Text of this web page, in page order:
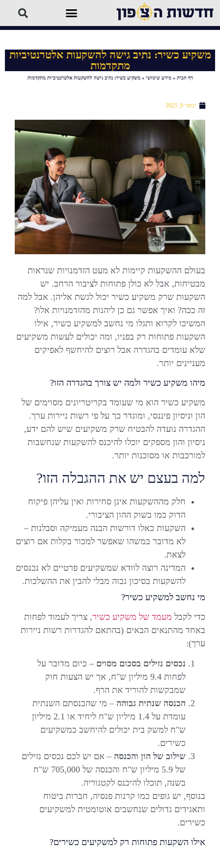
משקיע כשיר: נתיב גישה להשקעות אלטרנטיביות
מתקדמות
דף הבית »מידע שימושי »משקיע כשיר: נתיב גישה להשקעות אלטרנטיביות מתקדמות
ינואר 9, 2025
בעולם ההשקעות קיימות לא מעט הזדמנויות שנראות
מבטיחות, אבל לא כולן פתוחות לציבור הרחב. יש
השקעות שרק משקיע כשיר יכול לגשת אליהן. אבל למה
זה ככה? ואיך אפשר גם כן ליהנות מהזדמנויות אלו?
המשיכו לקרוא ותגלו מי נחשב למשקיע כשיר, אילו
השקעות פתוחות רק בפניו, ומה יכולים לעשות משקיעים
שלא עומדים בהגדרה אבל רוצים להיחשף לאפיקים
מעניינים יותר.
מיהו משקיע כשיר ולמה יש צורך בהגדרה הזו?
משקיע כשיר הוא מי שעומד בקריטריונים מסוימים של
הון וניסיון פיננסי, ומוגדר כך על פי רשות ניירות ערך.
ההגדרה נועדה להבטיח שרק משקיעים שיש להם ידע,
ניסיון והון מספקים יוכלו להיכנס להשקעות שנחשבות
למורכבות או מסוכנות יותר.
למה בעצם יש את ההגבלה הזו?
חלק מההשקעות אינן סחירות ואין עליהן פיקוח
הדוק כמו בשוק ההון הציבורי.
השקעות כאלו דורשות הבנה מעמיקה וסבלנות –
לא מדובר במשהו שאפשר למכור בקלות אם רוצים
לצאת.
המדינה רוצה לוודא שמשקיעים פרטיים לא נכנסים
להשקעות בסיכון גבוה מבלי להבין את ההשלכות.
מי נחשב למשקיע כשיר?
כדי לקבל מעמד של משקיע כשיר, צריך לעמוד לפחות
באחד מהתנאים הבאים (בהתאם להגדרות רשות ניירות
ערך):
נכסים נזילים בסכום מסוים – כיום מדובר על
לפחות 9.4 מיליון ש"ח, אך יש הצעות חוק
שמבקשות להוריד את הרף.
הכנסה שנתית גבוהה – מי שהכנסתם השנתית
עומדת על 1.4 מיליון ש"ח ליחיד או 2.1 מיליון
ש"ח למשק בית יכולים להיחשב כמשקיעים
כשירים.
שילוב של הון והכנסה – אם יש לכם נכסים נזילים
של 5.9 מיליון ש"ח והכנסה של 705,000 ש"ח
בשנה, תוכלו להיכנס לקטגוריה.
בנוסף, יש גופים כמו קרנות פנסיה, חברות ביטוח
ותאגידים גדולים שנחשבים אוטומטית למשקיעים
כשירים.
אילו השקעות פתוחות רק למשקיעים כשירים?